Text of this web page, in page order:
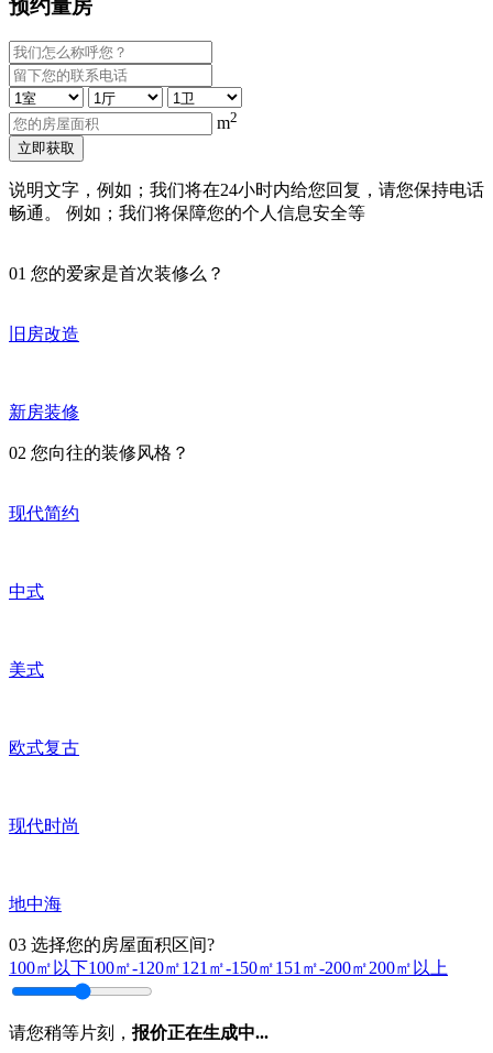
预约量房
m2
立即获取
说明文字，例如；我们将在24小时内给您回复，请您保持电话
畅通。 例如；我们将保障您的个人信息安全等
01 您的爱家是首次装修么？
旧房改造
新房装修
02 您向往的装修风格？
现代简约
中式
美式
欧式复古
现代时尚
地中海
03 选择您的房屋面积区间?
100㎡以下100㎡-120㎡121㎡-150㎡151㎡-200㎡200㎡以上
请您稍等片刻， 报价正在生成中...